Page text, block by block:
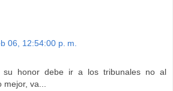
06, 12:54:00 p. m.
su honor debe ir a los tribunales no al
va...